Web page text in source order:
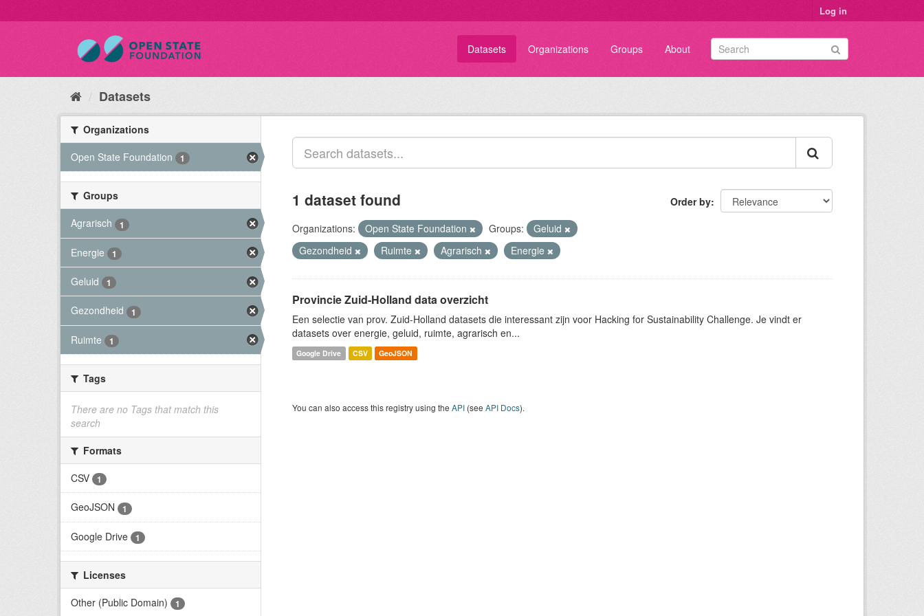
Log in
Datasets Organizations Groups About
Datasets
Organizations
Open State Foundation
1
Groups
Agrarisch
1
Energie 1
Geluid 1
Gezondheid 1
Ruimte 1
Tags
There are no Tags that match this
search
Formats
CSV
1
GeoJSON 1
Google Drive 1
Licenses
Other (Public Domain)
1
Order by
1 dataset found
Organizations: Open State Foundation Groups:
Geluid
Gezondheid
Ruimte Agrarisch Energie
Provincie Zuid-Holland data overzicht
Een selectie van prov. Zuid-Holland datasets die interessant zijn voor Hacking for Sustainability Challenge. Je vindt er
datasets over energie, geluid, ruimte, agrarisch en...
Google Drive CSV GeoJSON
You can also access this registry using the API (see API Docs).